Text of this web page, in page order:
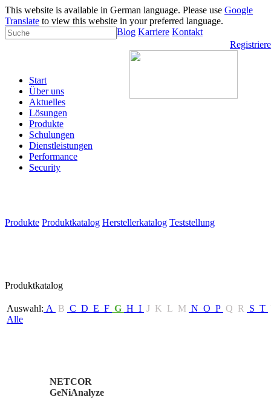
This website is available in German language. Please use Google
Translate to view this website in your preferred language.
Blog Karriere Kontakt
Start
Über uns
Aktuelles
Lösungen
Produkte
Schulungen
Dienstleistungen
Performance
Security
Produkte Produktkatalog Herstellerkatalog Teststellung
Produktkatalog
Auswahl: A B C D E F G H I J K L M N O P Q R S T
Alle
NETCOR
GeNiAnalyze